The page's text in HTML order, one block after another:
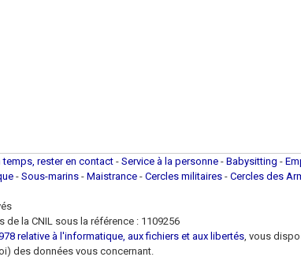
temps, rester en contact - Service à la personne - Babysitting -
- Sous-marins - Maistrance - Cercles militaires - Cercles des
la CNIL sous la référence : 1109256
relative à l'informatique, aux fichiers et aux libertés, vous
des données vous concernant.